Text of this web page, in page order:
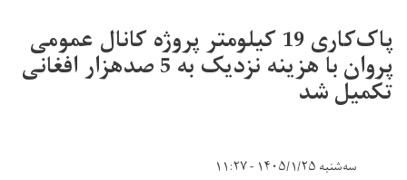
پاک‌کاری 19 کیلومتر پروژه کانال عمومی
پروان با هزینه نزدیک به 5 صدهزار افغانی
تکمیل شد
سه‌شنبه ۱۴۰۵/۱/۲۵ - ۱۱:۲۷